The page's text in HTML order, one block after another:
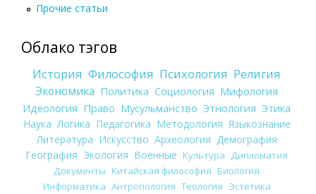
Прочие статьи
Облако тэгов
История Философия Психология Религия
Экономика Политика Социология Мифология
Идеология Право Мусульманство Этнология Этика
Наука Логика Педагогика Методология Языкознание
Литература Искусство Археология Демография
География Экология Военные Культура
Дипломатия
Документы Китайская философия Биология
Информатика Антропология Теология Эстетика